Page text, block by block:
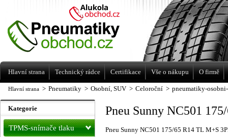
Hlavní strana > Pneumatiky > Osobní, SUV > Celoroční > pneumatiky-
Pneu Sunny NC501
Pneu Sunny NC501 175/65 R14 TL M+S
Kategorie
TPMS-snímače tlaku
Levné pneumatiky letní, zimní, Alu kola
a litá kola Racing Line
Hlavní strana Technický rádce Certifikace Vše o nákupu O firmě